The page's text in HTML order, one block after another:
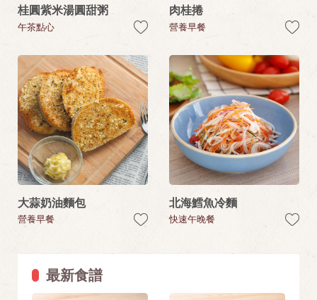
桂圓紫米湯圓甜粥
午茶點心
肉桂捲
營養早餐
大蒜奶油麵包
營養早餐
北海鱈魚冷麵
快速午晚餐
最新食譜